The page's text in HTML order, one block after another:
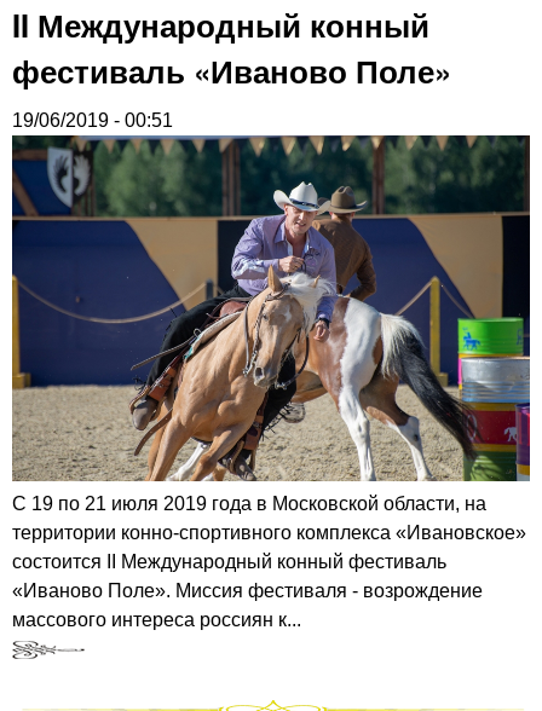
II Международный конный
фестиваль «Иваново Поле»
19/06/2019 - 00:51
С 19 по 21 июля 2019 года в Московской области, на
территории конно-спортивного комплекса «Ивановское»
состоится II Международный конный фестиваль
«Иваново Поле». Миссия фестиваля - возрождение
массового интереса россиян к...